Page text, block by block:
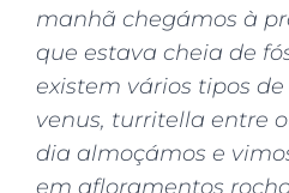
manhã chegámos à
que estava cheia de
existem vários tipos
venus, turritella entre
dia almoçámos e
em afloramentos